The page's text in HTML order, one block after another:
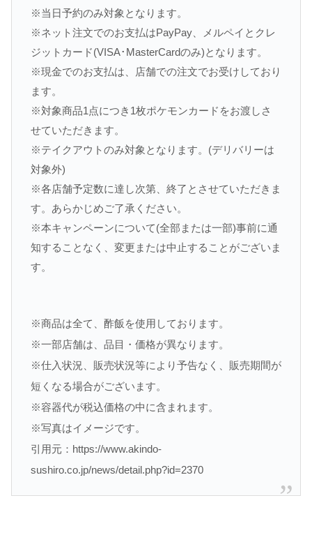
※当日予約のみ対象となります。
※ネット注文でのお支払はPayPay、メルペイとクレ
ジットカード(VISA･MasterCardのみ)となります。
※現金でのお支払は、店舗での注文でお受けしており
ます。
※対象商品1点につき1枚ポケモンカードをお渡しさ
せていただきます。
※テイクアウトのみ対象となります。(デリバリーは
対象外)
※各店舗予定数に達し次第、終了とさせていただきま
す。あらかじめご了承ください。
※本キャンペーンについて(全部または一部)事前に通
知することなく、変更または中止することがございま
す。
※商品は全て、酢飯を使用しております。
※一部店舗は、品目・価格が異なります。
※仕入状況、販売状況等により予告なく、販売期間が
短くなる場合がございます。
※容器代が税込価格の中に含まれます。
※写真はイメージです。
引用元：https://www.akindo-
sushiro.co.jp/news/detail.php?id=2370